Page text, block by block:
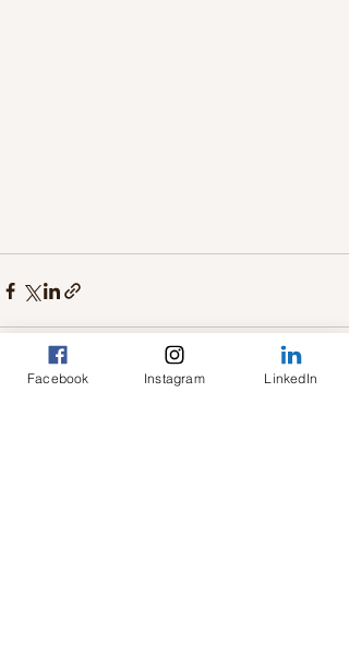
Facebook Instagram LinkedIn